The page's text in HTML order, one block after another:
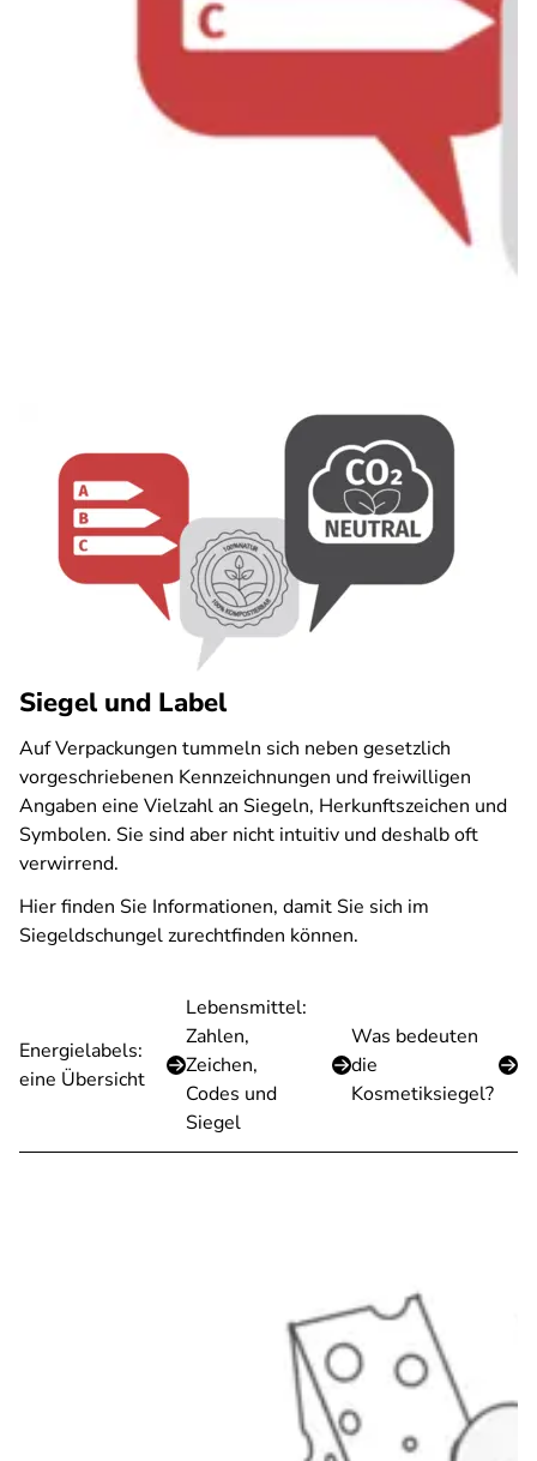
Siegel und Label
Auf Verpackungen tummeln sich neben gesetzlich
vorgeschriebenen Kennzeichnungen und freiwilligen
Angaben eine Vielzahl an Siegeln, Herkunftszeichen und
Symbolen. Sie sind aber nicht intuitiv und deshalb oft
verwirrend.
Hier finden Sie Informationen, damit Sie sich im
Siegeldschungel zurechtfinden können.
Energielabels:
eine Übersicht
Lebensmittel:
Zahlen,
Zeichen,
Codes und
Siegel
Was bedeuten
die
Kosmetiksiegel?